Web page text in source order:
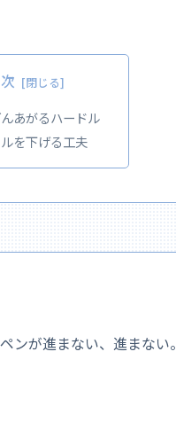
あがるハードル
を下げる工夫
ンが進まない、進まない。